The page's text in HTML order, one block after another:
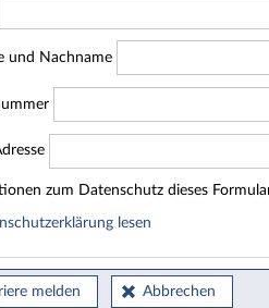
und Nachname
zum Datenschutz dieses
lesen
melden Abbrechen